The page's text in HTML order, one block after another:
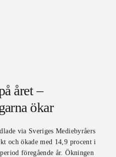
året –
ökar
via Sveriges Mediebyråers
och ökade med 14,9 procent i
föregående år. Ökningen